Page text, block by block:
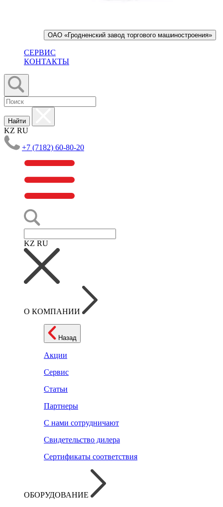
ОАО «Гродненский завод торгового машиностроения»
СЕРВИС
КОНТАКТЫ
Найти
KZ RU
+7 (7182) 60-80-20
KZ RU
О КОМПАНИИ
Назад
Акции
Сервис
Статьи
Партнеры
С нами сотрудничают
Свидетельство дилера
Сертификаты соответствия
ОБОРУДОВАНИЕ